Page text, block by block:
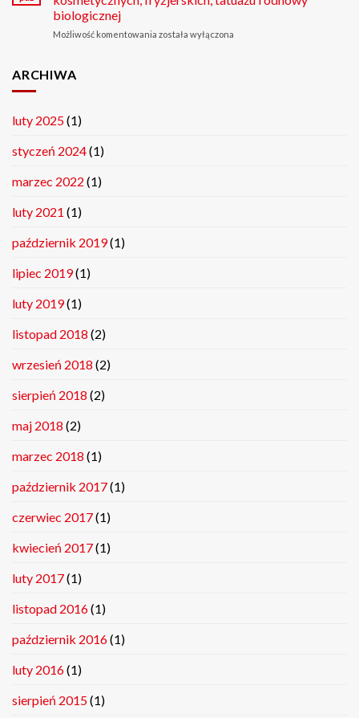
r.
finansowej
UE
biologicznej
Możliwość komentowania Sterylizacja
została wyłączona
ARCHIWA
luty 2025(1)
styczeń 2024(1)
marzec 2022 (1)
luty 2021 (1)
październik 2019(1)
lipiec 2019(1)
luty 2019(1)
listopad 2018 (2)
wrzesień 2018 (2)
sierpień 2018 (2)
maj 2018 (2)
marzec 2018 (1)
październik 2017(1)
czerwiec 2017(1)
kwiecień 2017(1)
luty 2017(1)
listopad 2016(1)
październik 2016(1)
luty 2016(1)
sierpień 2015(1)